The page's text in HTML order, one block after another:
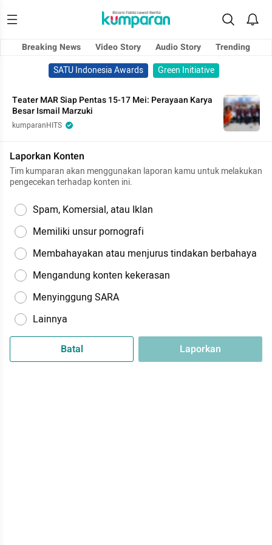
Breaking News Video Story Audio Story
Trending
SATU Indonesia Awards
Green Initiative
Teater MAR Siap Pentas 15-17 Mei: Perayaan Karya
Besar Ismail Marzuki
kumparanHITS
Laporkan Konten
Tim kumparan akan menggunakan laporan kamu untuk melakukan
pengecekan terhadap konten ini.
Spam, Komersial, atau Iklan
Memiliki unsur pornografi
Membahayakan atau menjurus tindakan berbahaya
Mengandung konten kekerasan
Menyinggung SARA
Lainnya
Batal Laporkan